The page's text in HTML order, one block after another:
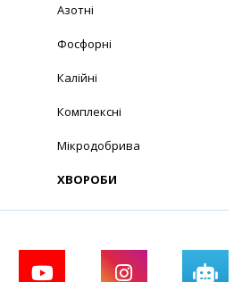
Азотні
Фосфорні
Калійні
Комплексні
Мікродобрива
ХВОРОБИ